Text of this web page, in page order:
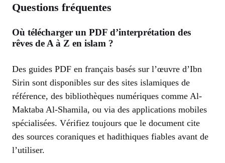
Questions fréquentes
Où télécharger un PDF d’interprétation des
rêves de A à Z en islam ?
Des guides PDF en français basés sur l’œuvre d’Ibn
Sirin sont disponibles sur des sites islamiques de
référence, des bibliothèques numériques comme Al-
Maktaba Al-Shamila, ou via des applications mobiles
spécialisées. Vérifiez toujours que le document cite
des sources coraniques et hadithiques fiables avant de
l’utiliser.